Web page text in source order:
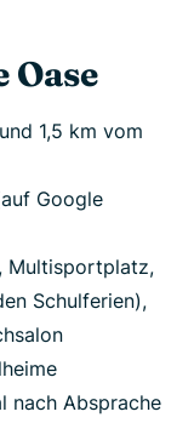
Oase
1,5 km vom
Google
Multisportplatz,
Schulferien),
nach Absprache